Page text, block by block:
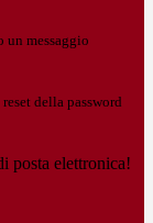
un messaggio
della password
posta elettronica!